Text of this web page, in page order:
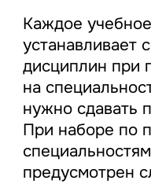
Каждое
устанавливает
дисциплин при
на
нужно сдавать
При наборе по
предусмотрен